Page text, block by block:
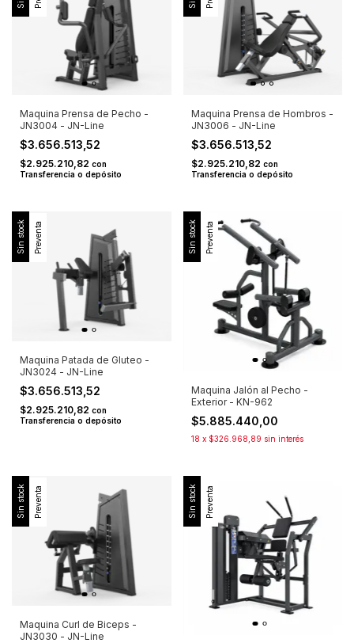
Maquina Prensa de Pecho -
JN3004 - JN-Line
$3.656.513,52
$2.925.210,82 con
Transferencia o depósito
Maquina Prensa de Hombros -
JN3006 - JN-Line
$3.656.513,52
$2.925.210,82 con
Transferencia o depósito
Sin stock Preventa
Maquina Patada de Gluteo -
JN3024 - JN-Line
$3.656.513,52
$2.925.210,82 con
Transferencia o depósito
Sin stock Preventa
Maquina Jalón al Pecho -
Exterior - KN-962
$5.885.440,00
18 x $326.968,89 sin interés
Sin stock Preventa
Maquina Curl de Biceps -
JN3030 - JN-Line
Sin stock Preventa